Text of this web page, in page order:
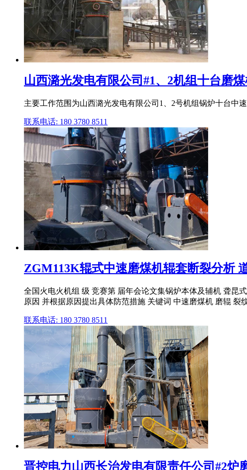
山西潞光发电有限公司#1、2机组十台磨
主要工作范围为山西潞光发电有限公司1、2号机组锅炉十台中
联系电话: 180 3780 8511
ZGM113K辊式中速磨煤机辊套断裂分析
全国火电火机组 级 竞赛第 届年会论文集锅炉本体及辅机 聋昆
原因 并根据原因提出具体防范措施 关键词 中速磨煤机 磨辊 裂
联系电话: 180 3780 8511
晋控电力山西长治发电有限责任公司#2炉